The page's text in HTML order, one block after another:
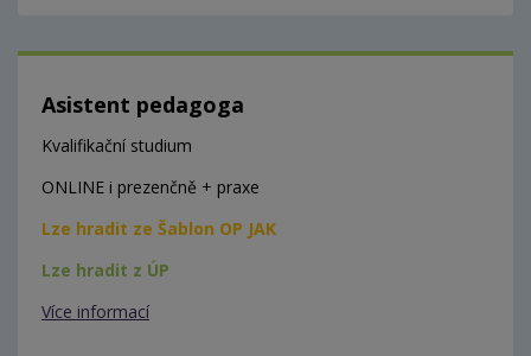
Asistent pedagoga
Kvalifikační studium
ONLINE i prezenčně + praxe
Lze hradit ze Šablon OP JAK
Lze hradit z ÚP
Více informací